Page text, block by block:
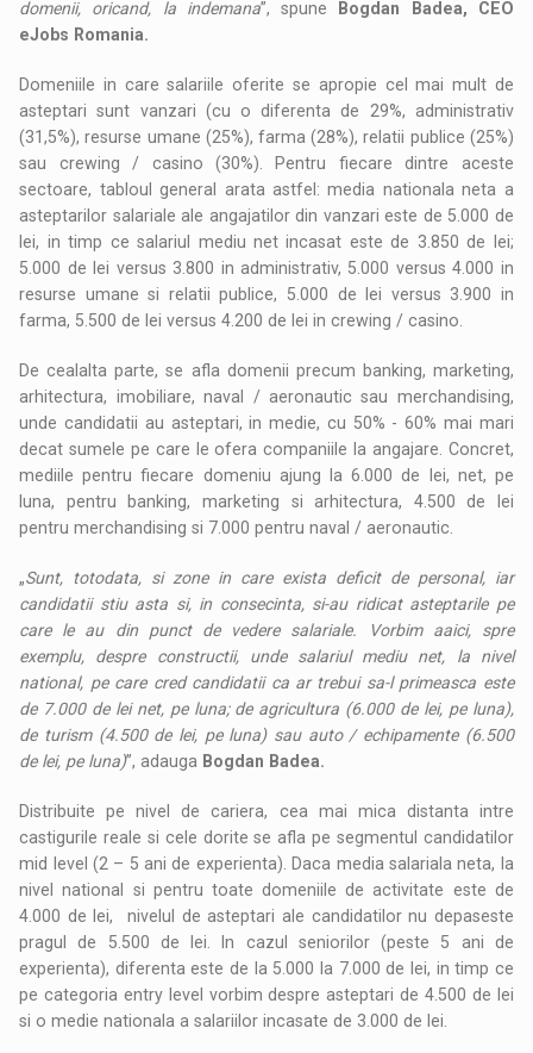
domenii, oricand, la indemana”, spune
Bogdan Badea, CEO
eJobs Romania.
Domeniile in care salariile oferite se apropie cel mai mult de
asteptari sunt vanzari (cu o diferenta de 29%, administrativ
(31,5%), resurse umane (25%), farma (28%), relatii publice (25%)
sau crewing / casino (30%). Pentru fiecare dintre aceste
sectoare, tabloul general arata astfel: media nationala neta a
asteptarilor salariale ale angajatilor din vanzari este de 5.000 de
lei, in timp ce salariul mediu net incasat este de 3.850 de lei;
5.000 de lei versus 3.800 in administrativ, 5.000 versus 4.000 in
resurse umane si relatii publice, 5.000 de lei versus 3.900 in
farma, 5.500 de lei versus 4.200 de lei in crewing / casino.
De cealalta parte, se afla domenii precum banking, marketing,
arhitectura, imobiliare, naval / aeronautic sau merchandising,
unde candidatii au asteptari, in medie, cu 50% - 60% mai mari
decat sumele pe care le ofera companiile la angajare. Concret,
mediile pentru fiecare domeniu ajung la 6.000 de lei, net, pe
luna, pentru banking, marketing si arhitectura, 4.500 de lei
pentru merchandising si 7.000 pentru naval / aeronautic.
„Sunt, totodata, si zone in care exista deficit de personal, iar
candidatii stiu asta si, in consecinta, si-au ridicat asteptarile pe
care le au din punct de vedere salariale. Vorbim aaici, spre
exemplu, despre constructii, unde salariul mediu net, la nivel
national, pe care cred candidatii ca ar trebui sa-l primeasca este
de 7.000 de lei net, pe luna; de agricultura (6.000 de lei, pe luna),
de turism (4.500 de lei, pe luna) sau auto / echipamente (6.500
de lei, pe luna)”, adauga Bogdan Badea.
Distribuite pe nivel de cariera, cea mai mica distanta intre
castigurile reale si cele dorite se afla pe segmentul candidatilor
mid level (2 – 5 ani de experienta). Daca media salariala neta, la
nivel national si pentru toate domeniile de activitate este de
4.000 de lei, nivelul de asteptari ale candidatilor nu depaseste
pragul de 5.500 de lei. In cazul seniorilor (peste 5 ani de
experienta), diferenta este de la 5.000 la 7.000 de lei, in timp ce
pe categoria entry level vorbim despre asteptari de 4.500 de lei
si o medie nationala a salariilor incasate de 3.000 de lei.